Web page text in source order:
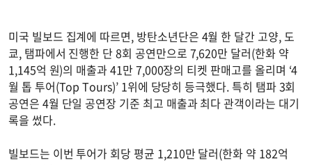
미국 빌보드 집계에 따르면, 방탄소년단은 4월 한 달간 고양, 도
쿄, 탬파에서 진행한 단 8회 공연만으로 7,620만 달러(한화 약
1,145억 원)의 매출과 41만 7,000장의 티켓 판매고를 올리며 ‘4
월 톱 투어(Top Tours)’ 1위에 당당히 등극했다. 특히 탬파 3회
공연은 4월 단일 공연장 기준 최고 매출과 최다 관객이라는 대기
록을 썼다.
빌보드는 이번 투어가 회당 평균 1,210만 달러(한화 약 182억